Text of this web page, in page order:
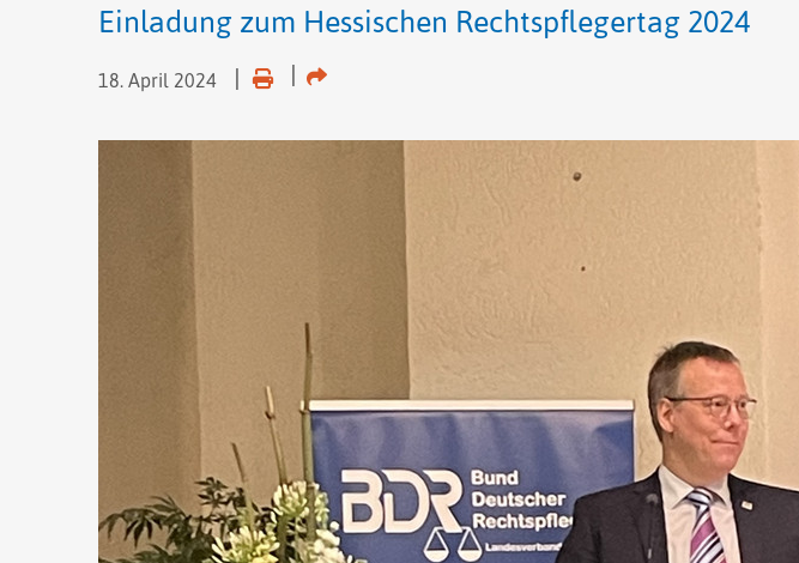
Einladung zum Hessischen Rechtspflegertag 2024
18. April 2024